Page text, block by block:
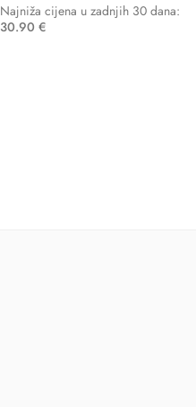
Najniža cijena u zadnjih 30 dana:
30.90 €